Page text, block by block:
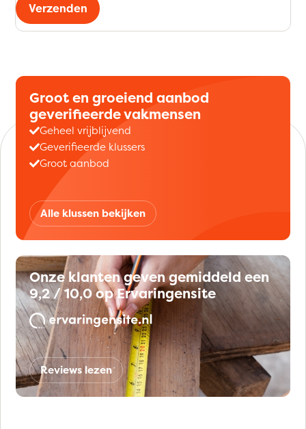
Verzenden
Groot en groeiend aanbod
geverifieerde vakmensen
Geheel vrijblijvend
Geverifieerde klussers
Groot aanbod
Alle klussen bekijken
Onze klanten geven gemiddeld een
9,2 / 10,0 op Ervaringensite
Reviews lezen